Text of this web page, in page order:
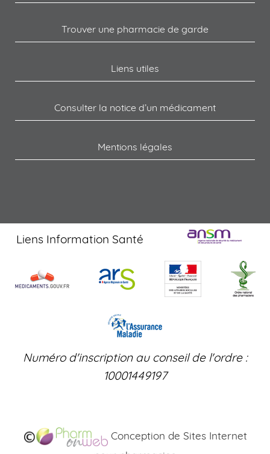
Trouver une pharmacie de garde
Liens utiles
Consulter la notice d’un médicament
Mentions légales
Liens Information Santé
Numéro d'inscription au conseil de l'ordre :
10001449197
Conception de Sites Internet